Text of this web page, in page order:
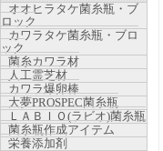
オオヒラタケ菌糸瓶・ブ
ロック
カワラタケ菌糸瓶・ブロ
ック
菌糸カワラ材
人工霊芝材
カワラ爆卵棒
大夢PROSPEC菌糸瓶
ＬＡＢＩＯ(ラビオ)菌糸瓶
菌糸瓶作成アイテム
栄養添加剤